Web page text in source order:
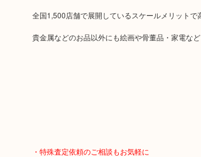
全国1,500店舗で展開しているスケールメリットで
貴金属などのお品以外にも絵画や骨董品・家電な
・特殊査定依頼のご相談もお気軽に